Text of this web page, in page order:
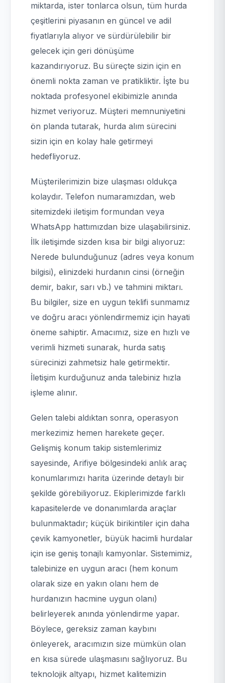
miktarda, ister tonlarca olsun, tüm hurda
çeşitlerini piyasanın en güncel ve adil
fiyatlarıyla alıyor ve sürdürülebilir bir
gelecek için geri dönüşüme
kazandırıyoruz. Bu süreçte sizin için en
önemli nokta zaman ve pratikliktir. İşte bu
noktada profesyonel ekibimizle anında
hizmet veriyoruz. Müşteri memnuniyetini
ön planda tutarak, hurda alım sürecini
sizin için en kolay hale getirmeyi
hedefliyoruz.
Müşterilerimizin bize ulaşması oldukça
kolaydır. Telefon numaramızdan, web
sitemizdeki iletişim formundan veya
WhatsApp hattımızdan bize ulaşabilirsiniz.
İlk iletişimde sizden kısa bir bilgi alıyoruz:
Nerede bulunduğunuz (adres veya konum
bilgisi), elinizdeki hurdanın cinsi (örneğin
demir, bakır, sarı vb.) ve tahmini miktarı.
Bu bilgiler, size en uygun teklifi sunmamız
ve doğru aracı yönlendirmemiz için hayati
öneme sahiptir. Amacımız, size en hızlı ve
verimli hizmeti sunarak, hurda satış
sürecinizi zahmetsiz hale getirmektir.
İletişim kurduğunuz anda talebiniz hızla
işleme alınır.
Gelen talebi aldıktan sonra, operasyon
merkezimiz hemen harekete geçer.
Gelişmiş konum takip sistemlerimiz
sayesinde, Arifiye bölgesindeki anlık araç
konumlarımızı harita üzerinde detaylı bir
şekilde görebiliyoruz. Ekiplerimizde farklı
kapasitelerde ve donanımlarda araçlar
bulunmaktadır; küçük birikintiler için daha
çevik kamyonetler, büyük hacimli hurdalar
için ise geniş tonajlı kamyonlar. Sistemimiz,
talebinize en uygun aracı (hem konum
olarak size en yakın olanı hem de
hurdanızın hacmine uygun olanı)
belirleyerek anında yönlendirme yapar.
Böylece, gereksiz zaman kaybını
önleyerek, aracımızın size mümkün olan
en kısa sürede ulaşmasını sağlıyoruz. Bu
teknolojik altyapı, hizmet kalitemizin